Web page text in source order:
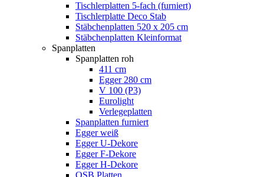
Tischlerplatten 5-fach (furniert)
Tischlerplatte Deco Stab
Stäbchenplatten 520 x 205 cm
Stäbchenplatten Kleinformat
Spanplatten
Spanplatten roh
411 cm
Egger 280 cm
V 100 (P3)
Eurolight
Verlegeplatten
Spanplatten furniert
Egger weiß
Egger U-Dekore
Egger F-Dekore
Egger H-Dekore